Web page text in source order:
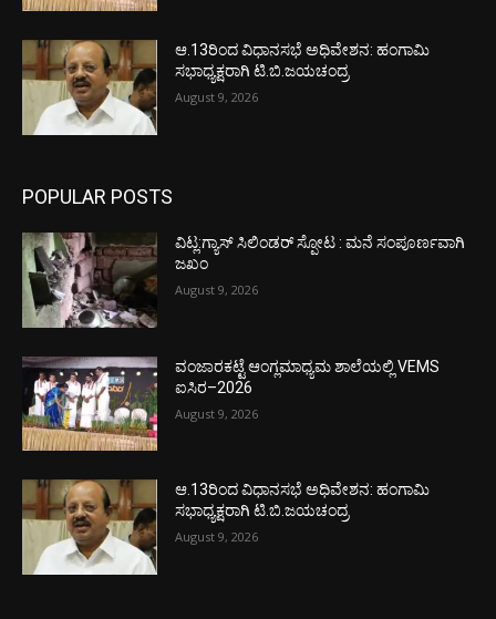
ಆ.13ರಿಂದ ವಿಧಾನಸಭೆ ಅಧಿವೇಶನ: ಹಂಗಾಮಿ
ಸಭಾಧ್ಯಕ್ಷರಾಗಿ ಟಿ.ಬಿ.ಜಯಚಂದ್ರ
August 9, 2026
POPULAR POSTS
ವಿಟ್ಲ:ಗ್ಯಾಸ್ ಸಿಲಿಂಡರ್ ಸ್ಪೋಟ : ಮನೆ ಸಂಪೂರ್ಣವಾಗಿ
ಜಖಂ
August 9, 2026
ವಂಜಾರಕಟ್ಟೆ ಆಂಗ್ಲಮಾಧ್ಯಮ ಶಾಲೆಯಲ್ಲಿ VEMS
ಐಸಿರ–2026
August 9, 2026
ಆ.13ರಿಂದ ವಿಧಾನಸಭೆ ಅಧಿವೇಶನ: ಹಂಗಾಮಿ
ಸಭಾಧ್ಯಕ್ಷರಾಗಿ ಟಿ.ಬಿ.ಜಯಚಂದ್ರ
August 9, 2026